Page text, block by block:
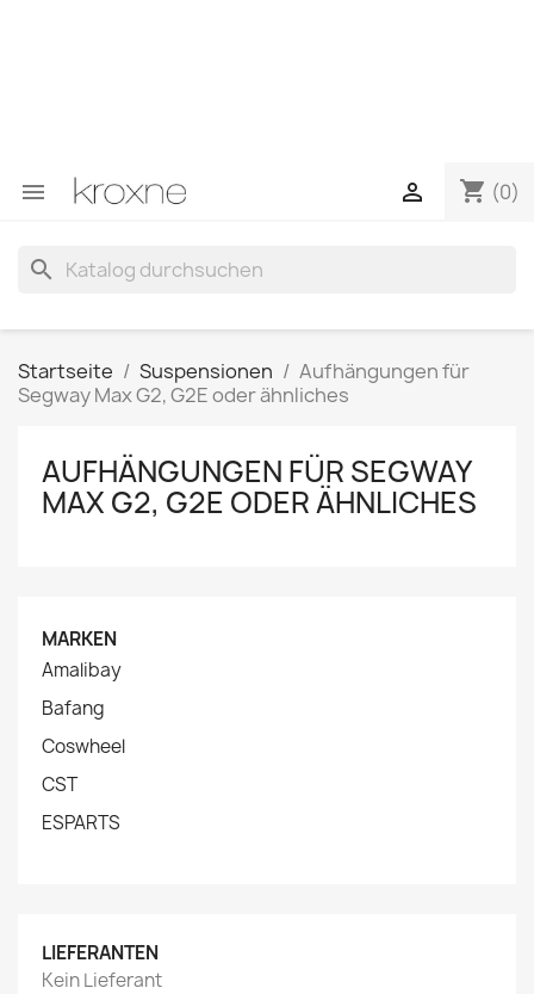
 shopping_cart (0)

search
Startseite Suspensionen
Aufhängungen für
Segway Max G2, G2E oder ähnliches
AUFHÄNGUNGEN FÜR SEGWAY
MAX G2, G2E ODER ÄHNLICHES
MARKEN
Amalibay
Bafang
Coswheel
CST
ESPARTS
LIEFERANTEN
Kein Lieferant